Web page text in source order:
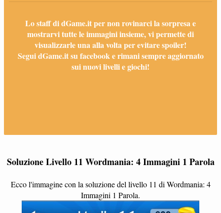
Lo staff di dGame.it per non rovinarci la sorpresa e
mostrarvi tutte le immagini insieme, vi permette di
visualizzarle una alla volta per evitare spoiler!
Segui dGame.it su facebook e rimani sempre aggiornato
sui nuovi livelli e giochi!
Soluzione Livello 11 Wordmania: 4 Immagini 1 Parola
Ecco l'immagine con la soluzione del livello 11 di Wordmania: 4
Immagini 1 Parola.